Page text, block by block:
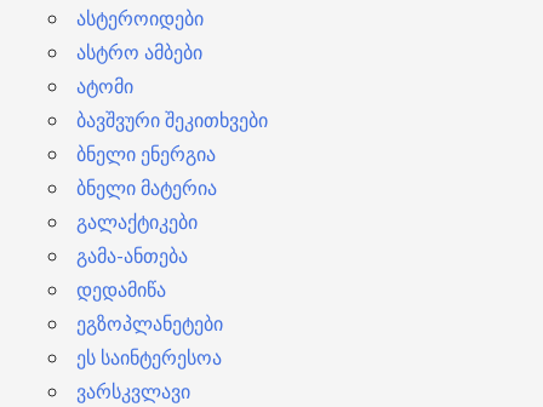
ასტეროიდები
ასტრო ამბები
ატომი
ბავშვური შეკითხვები
ბნელი ენერგია
ბნელი მატერია
გალაქტიკები
გამა-ანთება
დედამიწა
ეგზოპლანეტები
ეს საინტერესოა
ვარსკვლავი